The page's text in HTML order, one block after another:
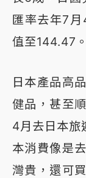
匯率去年7
值至144.47。
日本產品高
健品，甚至
4月去日本旅
本消費像是
灣貴，還可